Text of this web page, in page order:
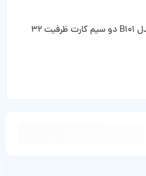
گوشی موبایل بلووم پلاس مدل B101 دو سیم کارت ظرفیت 32